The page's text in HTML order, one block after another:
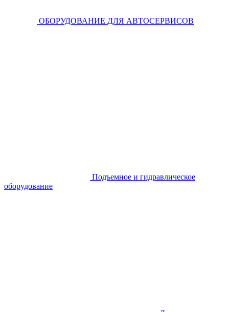
ОБОРУДОВАНИЕ ДЛЯ АВТОСЕРВИСОВ
Подъемное и гидравлическое
оборудование